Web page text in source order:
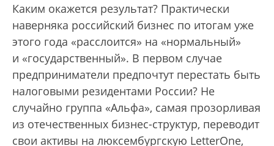
Каким окажется результат? Практически
наверняка российский бизнес по итогам уже
этого года «расслоится» на «нормальный»
и «государственный». В первом случае
предприниматели предпочтут перестать быть
налоговыми резидентами России? Не
случайно группа «Альфа», самая прозорливая
из отечественных бизнес-структур, переводит
свои активы на люксембургскую LetterOne,